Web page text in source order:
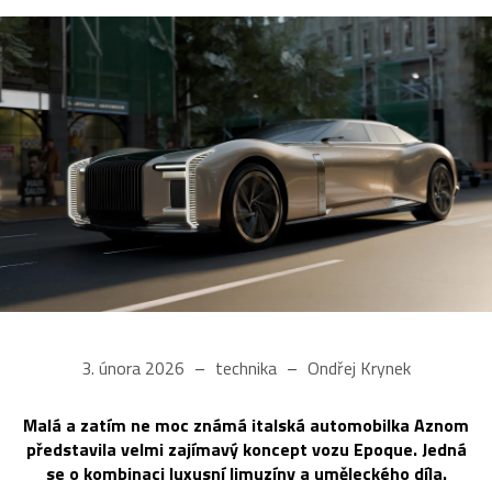
3. února 2026 technika Ondřej Krynek
Malá a zatím ne moc známá italská automobilka Aznom
představila velmi zajímavý koncept vozu Epoque. Jedná
se o kombinaci luxusní limuzíny a uměleckého díla.